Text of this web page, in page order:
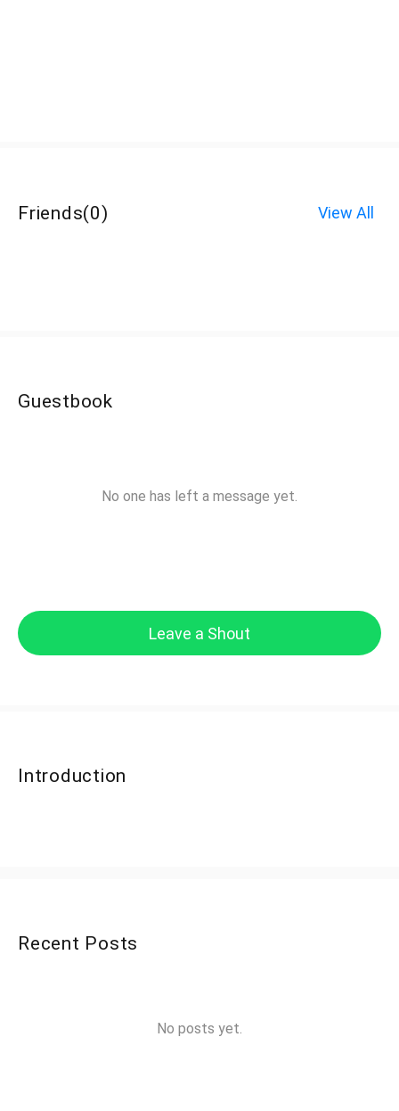
Friends(0) View All
Guestbook
No one has left a message yet.
Leave a Shout
Introduction
Recent Posts
No posts yet.